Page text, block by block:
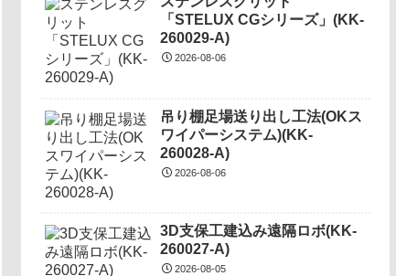
「STELUX CGシリーズ」(KK-
260029-A)
2026-08-06
吊り棚足場送り出し工法(OKス
ワイパーシステム)(KK-
260028-A)
2026-08-06
3D支保工建込み遠隔ロボ(KK-
260027-A)
2026-08-05